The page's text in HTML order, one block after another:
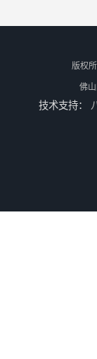
版权
佛
技术支持：